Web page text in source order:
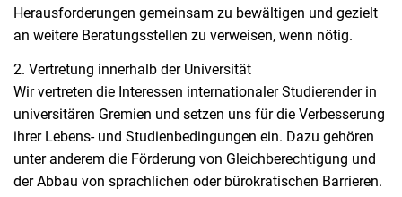
Herausforderungen gemeinsam zu bewältigen und gezielt
an weitere Beratungsstellen zu verweisen, wenn nötig.
2. Vertretung innerhalb der Universität
Wir vertreten die Interessen internationaler Studierender in
universitären Gremien und setzen uns für die Verbesserung
ihrer Lebens- und Studienbedingungen ein. Dazu gehören
unter anderem die Förderung von Gleichberechtigung und
der Abbau von sprachlichen oder bürokratischen Barrieren.